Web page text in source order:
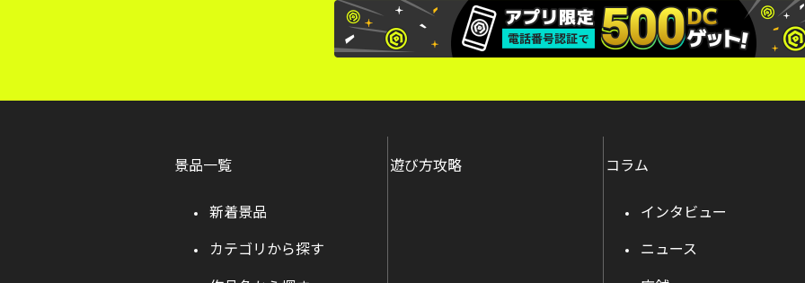
景品一覧
新着景品
カテゴリから探す
遊び方攻略 コラム
インタビュー
ニュース